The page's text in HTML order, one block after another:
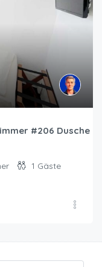
#206 Dusche
1 Gäste